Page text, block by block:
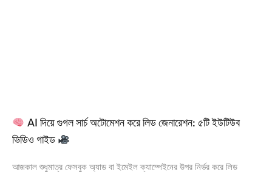
AI দিয়ে গুগল সার্চ অটোমেশন করে লিড জেনারেশন: ৫টি ইউটিউব
ভিডিও গাইড
আজকাল শুধুমাত্র ফেসবুক অ্যাড বা ইমেইল ক্যাম্পেইনের উপর নির্ভর করে লিড